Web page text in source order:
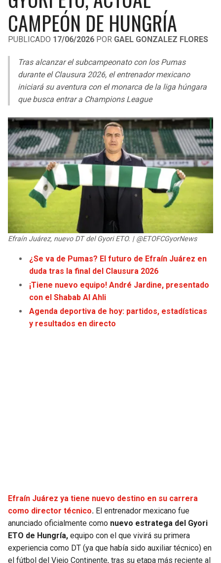
LIGA DE EXPANSIÓN MX
LEAGUES CUP
UEFA EUROPA LEAGUE
UEFA CONFERENCE LEAGUE
COPA LIBERTADORES
COPA SUDAMERICANA
LIGA BETPLAY
OTRAS LIGAS
RAIDERS
RAVENS
BENGALS
BROWNS
STEELERS
TEXANS
COLTS
TITANS
COWBOYS
GIANTS
LIONS
PACKERS
CAVALIERS
PACERS
BUCKS
HAWKS
HORNETS
HEAT
MAGIC
WARRIORS
CLIPPERS
LAKERS
NUGGETS
TIMBERWOLVES
CAMPEÓN DE HUNGRÍA
PUBLICADO 17/06/2026 POR GAEL GONZALEZ FLORES
Tras alcanzar el subcampeonato con los Pumas
durante el Clausura 2026, el entrenador mexicano
iniciará su aventura con el monarca de la liga húngara
que busca entrar a Champions League
Efraín Juárez, nuevo DT del Gyori ETO. | @ETOFCGyorNews
¿Se va de Pumas? El futuro de Efraín Juárez en
duda tras la final del Clausura 2026
¡Tiene nuevo equipo! André Jardine, presentado
con el Shabab Al Ahli
Agenda deportiva de hoy: partidos, estadísticas
y resultados en directo
Efraín Juárez ya tiene nuevo destino en su carrera
como director técnico. El entrenador mexicano fue
anunciado oficialmente como nuevo estratega del Gyori
ETO de Hungría, equipo con el que vivirá su primera
experiencia como DT (ya que había sido auxiliar técnico) en
el fútbol del Viejo Continente, tras su etapa más reciente al